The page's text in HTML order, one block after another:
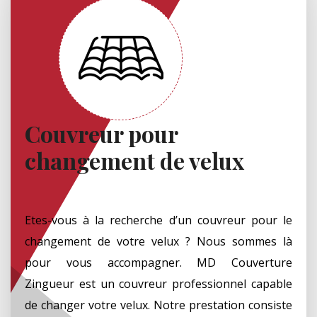
Couvreur pour
changement de velux
Etes-vous à la recherche d’un couvreur pour le
changement de votre velux ? Nous sommes là
pour vous accompagner. MD Couverture
Zingueur est un couvreur professionnel capable
de changer votre velux. Notre prestation consiste